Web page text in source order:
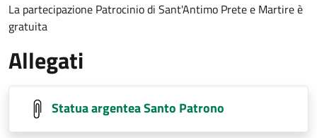
La partecipazione Patrocinio di Sant'Antimo Prete e Martire è
gratuita
Allegati
Statua argentea Santo Patrono